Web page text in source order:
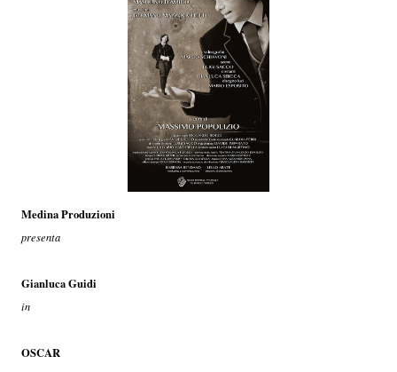
Medina Produzioni
presenta
Gianluca Guidi
in
OSCAR